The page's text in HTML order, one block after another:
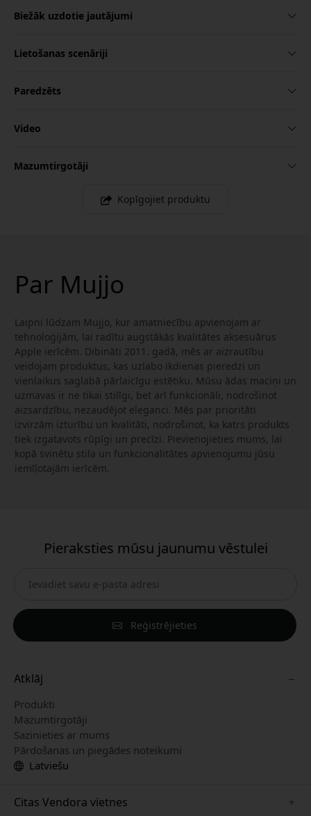
Biežāk uzdotie jautājumi
Lietošanas scenāriji
Paredzēts
Video
Mazumtirgotāji
Kopīgojiet produktu
Par Mujjo
Laipni lūdzam Mujjo, kur amatniecību apvienojam ar
tehnoloģijām, lai radītu augstākās kvalitātes aksesuārus
Apple ierīcēm. Dibināti 2011. gadā, mēs ar aizrautību
veidojam produktus, kas uzlabo ikdienas pieredzi un
vienlaikus saglabā pārlaicīgu estētiku. Mūsu ādas maciņi un
uzmavas ir ne tikai stilīgi, bet arī funkcionāli, nodrošinot
aizsardzību, nezaudējot eleganci. Mēs par prioritāti
izvirzām izturību un kvalitāti, nodrošinot, ka katrs produkts
tiek izgatavots rūpīgi un precīzi. Pievienojieties mums, lai
kopā svinētu stila un funkcionalitātes apvienojumu jūsu
iemīļotajām ierīcēm.
Pieraksties mūsu jaunumu vēstulei
Reģistrējieties
Atklāj
Produkti
Mazumtirgotāji
Sazinieties ar mums
Pārdošanas un piegādes noteikumi
Latviešu
Citas Vendora vietnes